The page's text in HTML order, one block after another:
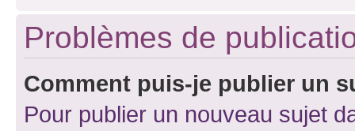
Problèmes de
Comment puis-je publier un
Pour publier un nouveau sujet